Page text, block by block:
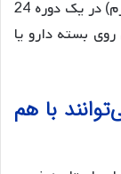
سالم معمولاً 3000 تا 4000 میلی‌گرم (3 تا 4 گرم) در یک دوره 24
بسته دارو یا
با هم